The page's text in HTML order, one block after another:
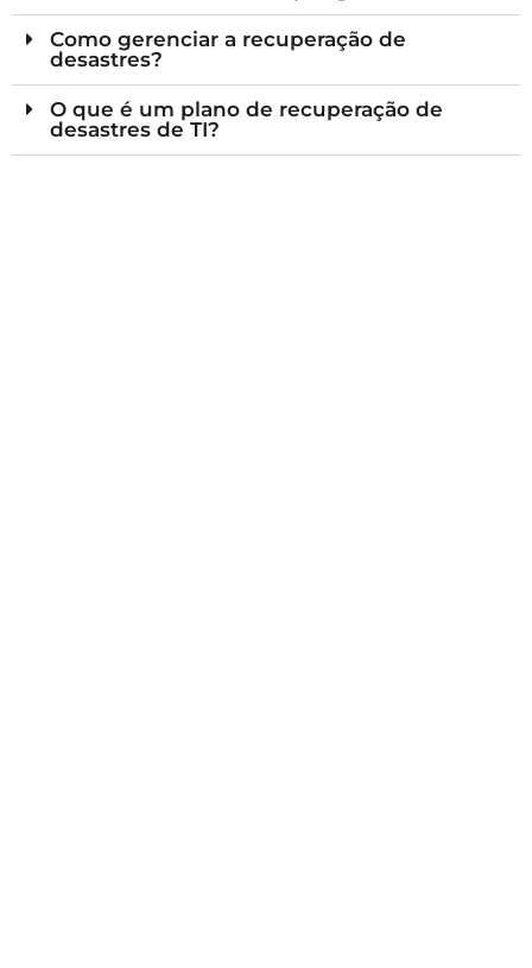
Como gerenciar a recuperação de
desastres?
O que é um plano de recuperação de
desastres de TI?